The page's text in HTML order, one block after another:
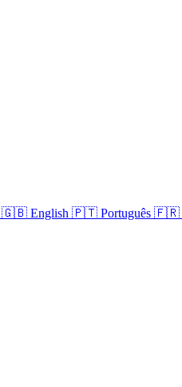
🇬🇧 English 🇵🇹 Português 🇫🇷